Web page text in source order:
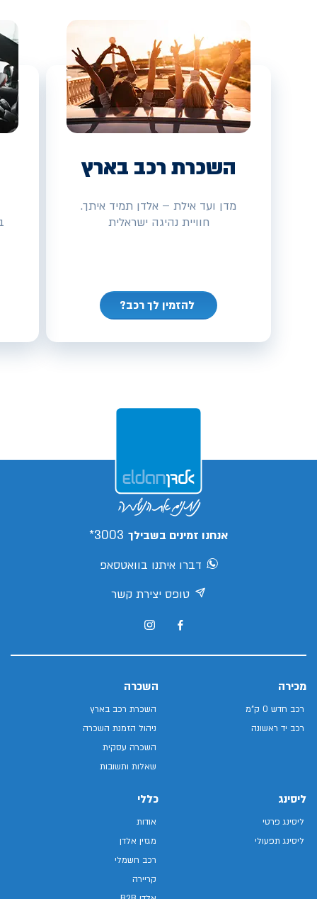
השכרת רכב בארץ
מדן ועד אילת – אלדן תמיד איתך.
חוויית נהיגה ישראלית
להזמין לך רכב?
אנחנו זמינים בשבילך 3003*
דברו איתנו בוואטסאפ
טופס יצירת קשר
מכירה
רכב חדש 0 ק"מ
רכב יד ראשונה
השכרה
השכרת רכב בארץ
ניהול הזמנת השכרה
השכרה עסקית
שאלות ותשובות
ליסינג
ליסינג פרטי
ליסינג תפעולי
כללי
אודות
מגזין אלדן
רכב חשמלי
קריירה